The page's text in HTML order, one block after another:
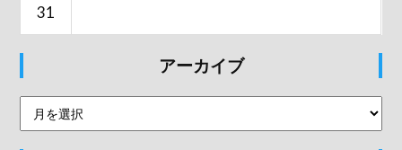
31
アーカイブ